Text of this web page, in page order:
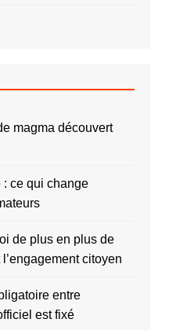
magma découvert
ce qui change
de plus en plus de
citoyen
entre
est fixé